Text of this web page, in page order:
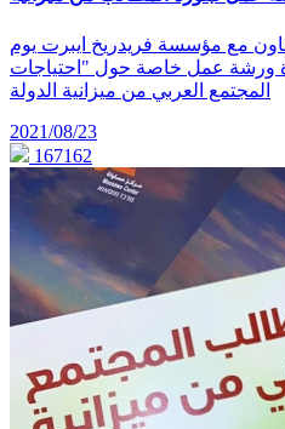
مع مؤسسة فريدريخ ايبرت يوم
في الناصرة ورشة عمل خاصة حول "احتياجات
المجتمع العربي من ميزانية الدولة
2021/08/23
167162